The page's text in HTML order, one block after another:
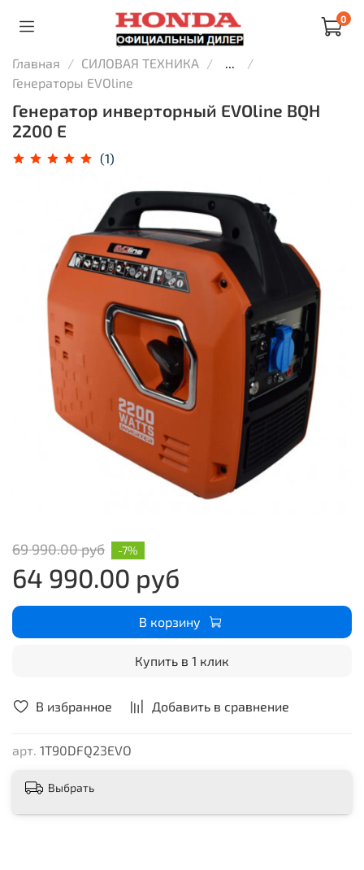
0
Главная СИЛОВАЯ ТЕХНИКА
...
Генераторы EVOline
Генератор инверторный EVOline BQH
2200 E
(1)
В избранное Добавить в сравнение
арт. 1T90DFQ23EVO
69 990.00 руб
64 990.00 руб
-7%
В корзину
Купить в 1 клик
Выбрать